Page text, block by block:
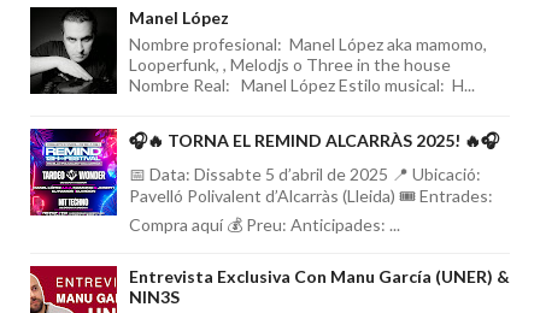
Manel López
Nombre profesional: Manel López aka mamomo,
Looperfunk, , Melodjs o Three in the house
Nombre Real: Manel López Estilo musical: H...
🎧🔥 TORNA EL REMIND ALCARRÀS 2025! 🔥🎧
📅 Data: Dissabte 5 d’abril de 2025 📍 Ubicació:
Pavelló Polivalent d’Alcarràs (Lleida) 🎟️ Entrades:
Compra aquí 💰 Preu: Anticipades: ...
Entrevista Exclusiva Con Manu García (UNER) &
NIN3S